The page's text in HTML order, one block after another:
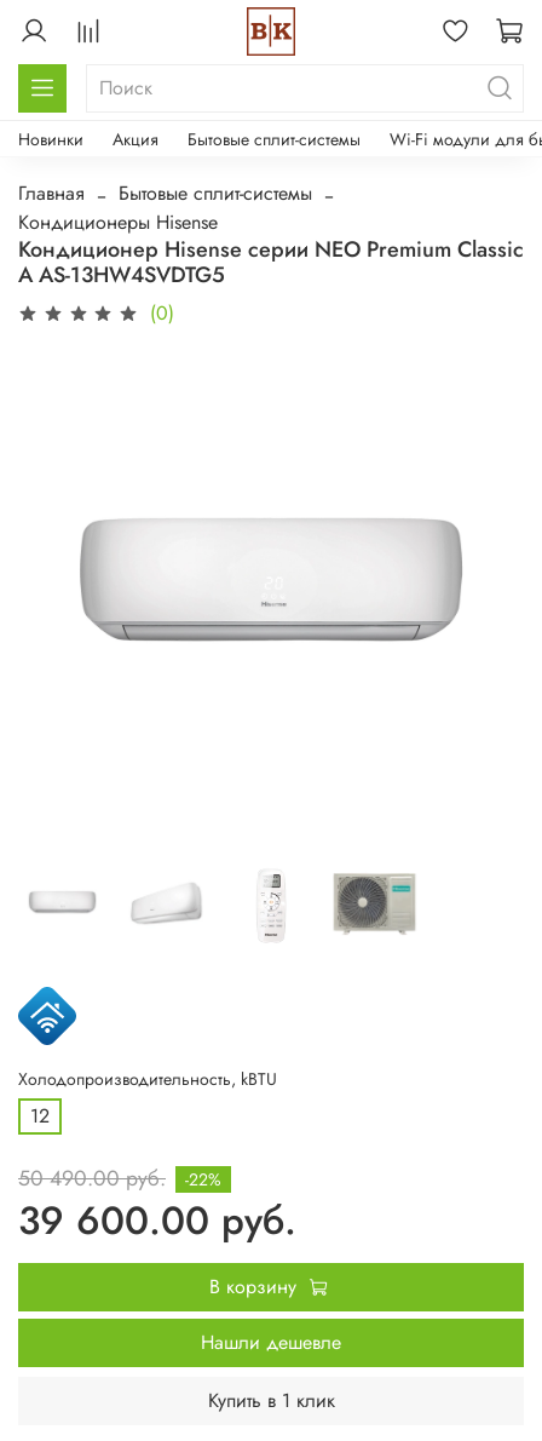
Новинки Акция Бытовые сплит-системы Wi-Fi модули для
Главная
Бытовые сплит-системы
Кондиционеры Hisense
Кондиционер Hisense серии NEO Premium Classic
A AS-13HW4SVDTG5
(0)
Холодопроизводительность, kBTU
12
50 490.00 руб.
39 600.00 руб.
-22%
В корзину
Нашли дешевле
Купить в 1 клик